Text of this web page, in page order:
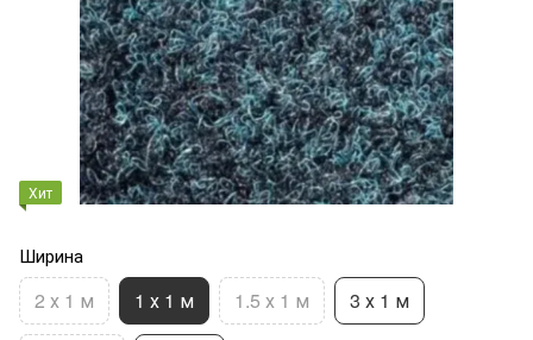
Хит
Ширина
2 х 1 м 1 х 1 м 1.5 х 1 м 3 х 1 м